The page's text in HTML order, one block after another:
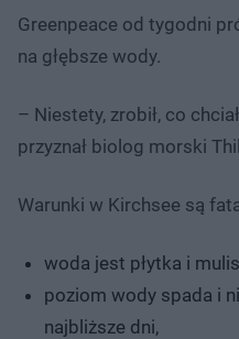
Greenpeace od tygodni
na głębsze wody.
– Niestety, zrobił, co
przyznał biolog morski
Warunki w Kirchsee są
woda jest płytka i
poziom wody spada i
najbliższe dni,